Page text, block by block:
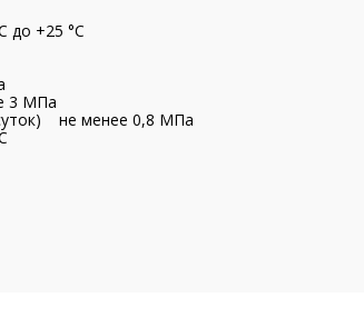
до +25 °С
3 МПа
не менее 0,8 МПа